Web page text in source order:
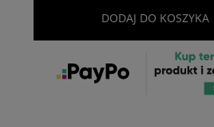
DODAJ DO KOSZYKA